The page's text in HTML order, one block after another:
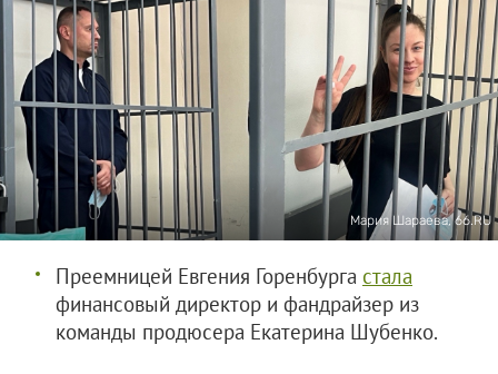
Мария Шараева, 66.RU
Преемницей Евгения Горенбурга стала
финансовый директор и фандрайзер из
команды продюсера Екатерина Шубенко.